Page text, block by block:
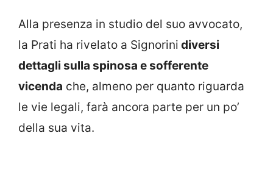
Alla presenza in studio del suo avvocato,
la Prati ha rivelato a Signorini diversi
dettagli sulla spinosa e sofferente
vicenda che, almeno per quanto riguarda
le vie legali, farà ancora parte per un po’
della sua vita.